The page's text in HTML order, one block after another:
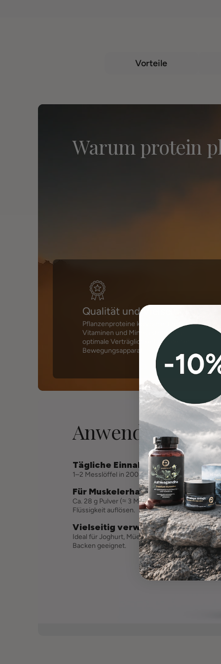
Vorteile
Warum protein
Qualität und Vielseitigkeit
Pflanzenproteine kombiniert mit
Vitaminen und Mineralstoffen für
optimale Verträglichkeit und deinen
Bewegungsapparat.
Anwendung
Tägliche Einnahme
1–2 Messlöffel in 200 ml Flüssigkeit auflösen.
Für Muskelerhalt & -aufbau
Ca. 28 g Pulver (≈ 3 Messlöffel) in 300 ml
Flüssigkeit auflösen.
Vielseitig verwendbar
Ideal für Joghurt, Müesli, Smoothies und zum
Backen geeignet.